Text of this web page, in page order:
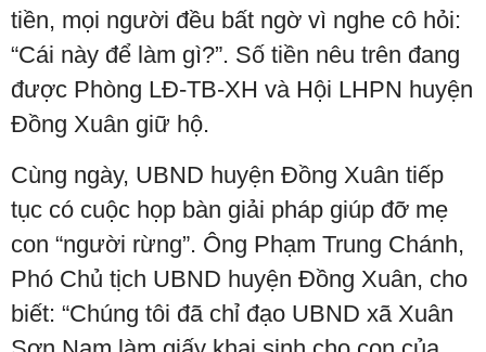
tiền, mọi người đều bất ngờ vì nghe cô hỏi:
“Cái này để làm gì?”. Số tiền nêu trên đang
được Phòng LĐ-TB-XH và Hội LHPN huyện
Đồng Xuân giữ hộ.
Cùng ngày, UBND huyện Đồng Xuân tiếp
tục có cuộc họp bàn giải pháp giúp đỡ mẹ
con “người rừng”. Ông Phạm Trung Chánh,
Phó Chủ tịch UBND huyện Đồng Xuân, cho
biết: “Chúng tôi đã chỉ đạo UBND xã Xuân